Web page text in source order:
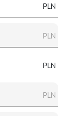
PLN
PLN
PLN
PLN